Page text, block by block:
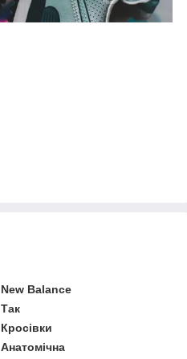
New Balance
Так
Кросівки
Анатомічна